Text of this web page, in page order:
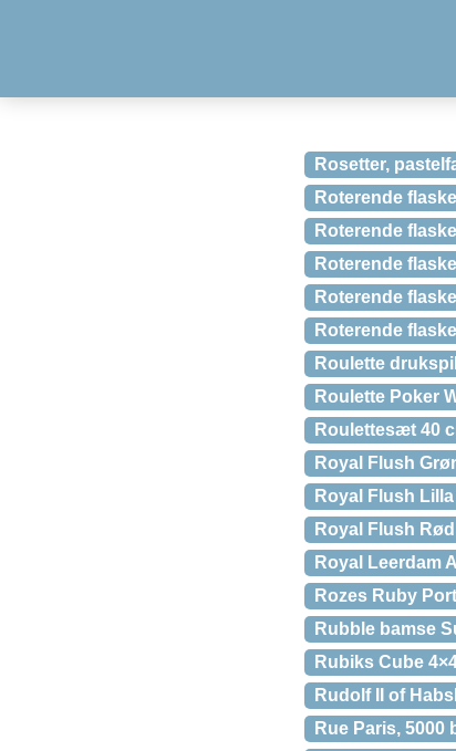
Rosetter,
Roterende
Roterende
Roterende
Roterende
Roterende
Roulette drukspil
Roulette Poker
Roulettesæt 40
Royal Flush
Royal Flush
Royal Flush
Royal Leerdam
Rozes Ruby
Rubble bamse
Rubiks Cube
Rudolf II of
Rue Paris, 5000